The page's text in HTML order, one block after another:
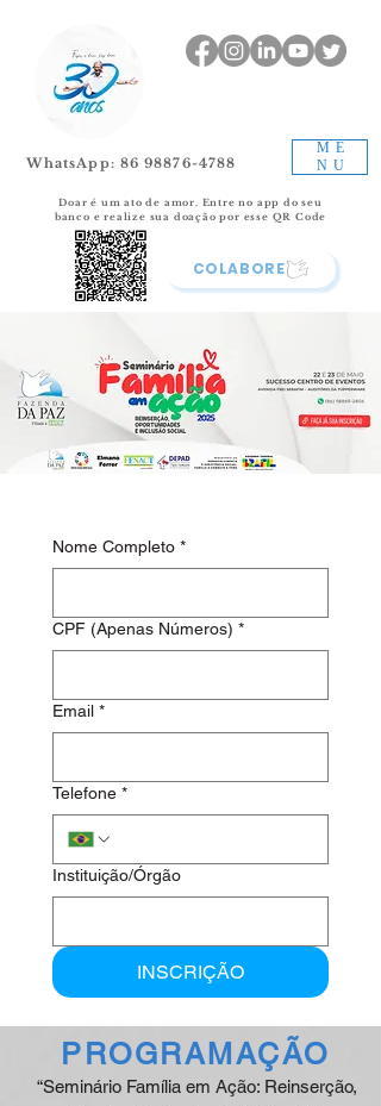
ME
NU
COLABORE
WhatsApp: 86 98876-4788
Doar é um ato de amor. Entre no app do seu
banco e realize sua doação por esse QR Code
Nome Completo *
CPF (Apenas Números) *
Email *
Telefone *
Instituição/Órgão
INSCRIÇÃO
PROGRAMAÇÃO
“Seminário Família em Ação: Reinserção,